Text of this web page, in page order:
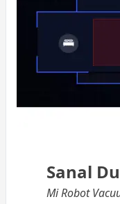
Sanal
Mi Robot